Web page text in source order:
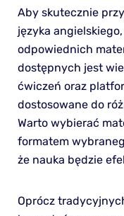
Aby skutecznie
języka
odpowiednich
dostępnych jest
ćwiczeń oraz
dostosowane do
Warto wybierać
formatem
że nauka będzie
Oprócz